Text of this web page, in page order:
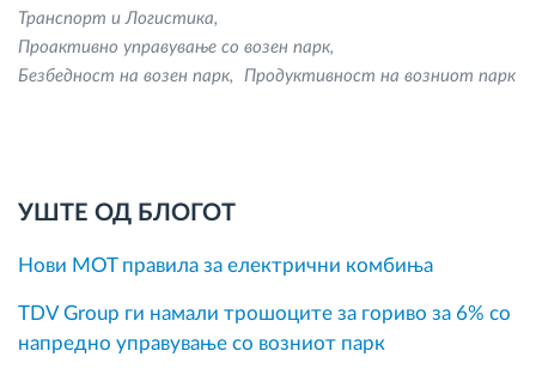
Транспорт и Логистика
Проактивно управување со возен парк
Безбедност на возен парк
Продуктивност на возниот парк
УШТЕ ОД БЛОГОТ
Нови MOT правила за електрични комбиња
TDV Group ги намали трошоците за гориво за 6% со
напредно управување со возниот парк